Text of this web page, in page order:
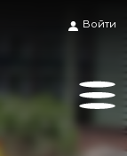
Войти